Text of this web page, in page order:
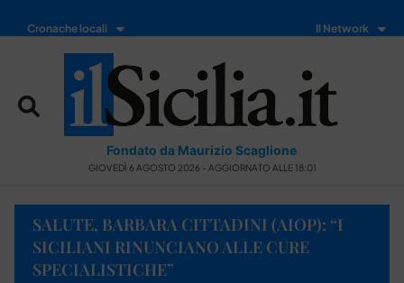
Cronache locali Il Network
Fondato da Maurizio Scaglione
GIOVEDÌ 6 AGOSTO 2026 - AGGIORNATO ALLE 18:01
SALUTE, BARBARA CITTADINI (AIOP): “I
SICILIANI RINUNCIANO ALLE CURE
SPECIALISTICHE”